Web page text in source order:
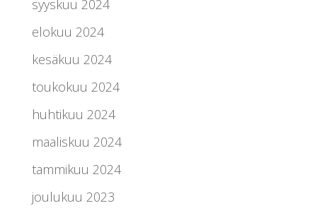
syyskuu 2024
elokuu 2024
kesäkuu 2024
toukokuu 2024
huhtikuu 2024
maaliskuu 2024
tammikuu 2024
joulukuu 2023